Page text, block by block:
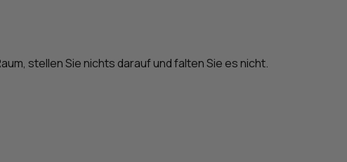
stellen Sie nichts darauf und falten Sie es nicht.